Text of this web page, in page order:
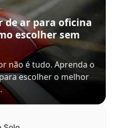
de ar para oficina
escolher sem
não é tudo. Aprenda o
escolher o melhor